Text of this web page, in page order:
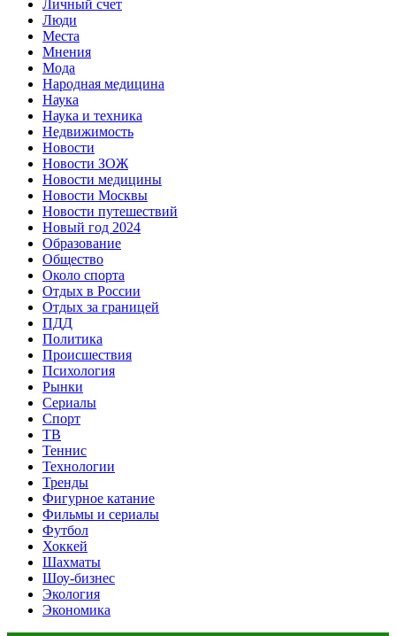
Личный счет
Люди
Места
Мнения
Мода
Народная медицина
Наука
Наука и техника
Недвижимость
Новости
Новости ЗОЖ
Новости медицины
Новости Москвы
Новости путешествий
Новый год 2024
Образование
Общество
Около спорта
Отдых в России
Отдых за границей
ПДД
Политика
Происшествия
Психология
Рынки
Сериалы
Спорт
ТВ
Теннис
Технологии
Тренды
Фигурное катание
Фильмы и сериалы
Футбол
Хоккей
Шахматы
Шоу-бизнес
Экология
Экономика